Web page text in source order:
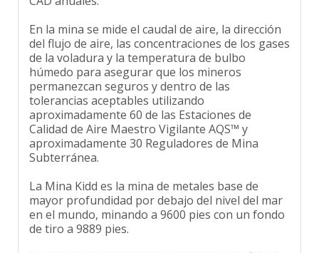
del flujo de aire, las concentraciones de los gases
de la voladura y la temperatura de bulbo
húmedo para asegurar que los mineros
permanezcan seguros y dentro de las
tolerancias aceptables utilizando
aproximadamente 60 de las Estaciones de
Calidad de Aire Maestro Vigilante AQS™ y
aproximadamente 30 Reguladores de Mina
Subterránea.
mayor profundidad por debajo del nivel del mar
en el mundo, minando a 9600 pies con un fondo
de tiro a 9889 pies.